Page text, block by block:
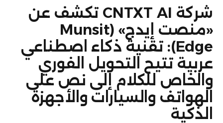
شركة CNTXT AI تكشف عن
«منصت إيدج» (Munsit
Edge): تقنية ذكاء اصطناعي
عربية تتيح التحويل الفوري
والخاص للكلام إلى نص على
الهواتف والسيارات والأجهزة
الذكية